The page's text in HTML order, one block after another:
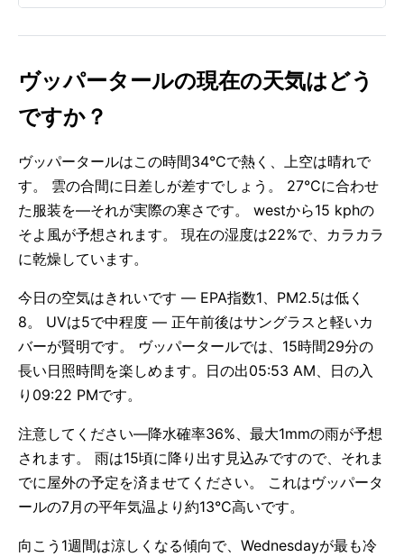
ヴッパータールの現在の天気はどう
ですか？
ヴッパータールはこの時間34°Cで熱く、上空は晴れで
す。 雲の合間に日差しが差すでしょう。 27°Cに合わせ
た服装を—それが実際の寒さです。 westから15 kphの
そよ風が予想されます。 現在の湿度は22%で、カラカラ
に乾燥しています。
今日の空気はきれいです — EPA指数1、PM2.5は低く
8。 UVは5で中程度 — 正午前後はサングラスと軽いカ
バーが賢明です。 ヴッパータールでは、15時間29分の
長い日照時間を楽しめます。日の出05:53 AM、日の入
り09:22 PMです。
注意してください—降水確率36%、最大1mmの雨が予想
されます。 雨は15頃に降り出す見込みですので、それま
でに屋外の予定を済ませてください。 これはヴッパータ
ールの7月の平年気温より約13°C高いです。
向こう1週間は涼しくなる傾向で、Wednesdayが最も冷